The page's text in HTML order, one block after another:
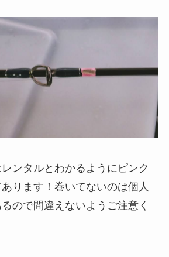
ンタルとわかるようにピンク
ります！巻いてないのは個人
ので間違えないようご注意く